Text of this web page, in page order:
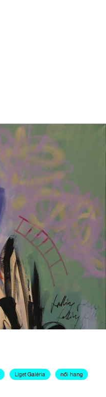
Liget Galéria női hang